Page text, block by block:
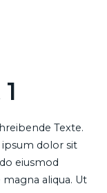
Texte.
ipsum dolor sit
eiusmod
aliqua. Ut